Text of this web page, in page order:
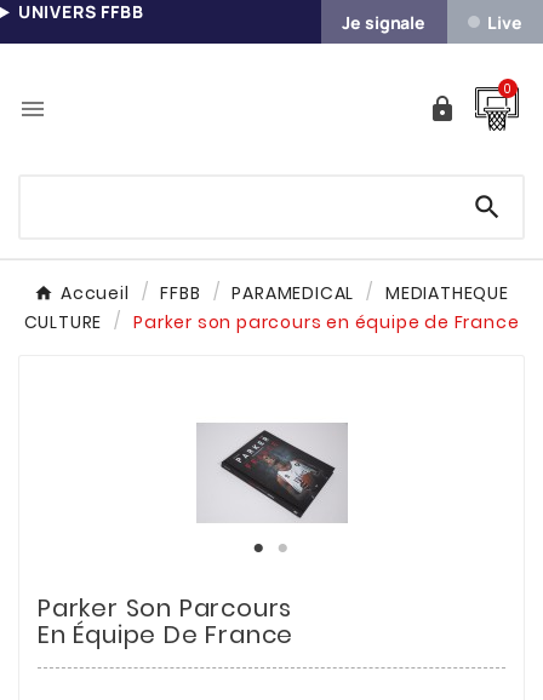
UNIVERS FFBB Je signale Live
 
0

Accueil FFBB PARAMEDICAL
MEDIATHEQUE
CULTURE
Parker son parcours en équipe de France
Parker Son Parcours
En Équipe De France